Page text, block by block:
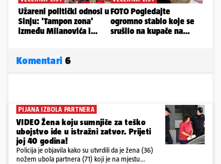
Komentari 6
PIJANA IZBOLA PARTNERA
VIDEO Žena koju sumnjiče za teško
ubojstvo ide u istražni zatvor. Prijeti
joj 40 godina!
Policija je objavila kako su utvrdili da je žena (36)
nožem ubola partnera (71) koji je na mjestu